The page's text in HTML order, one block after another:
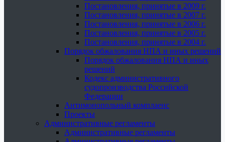
Постановления, принятые в 2009 г.
Постановления, принятые в 2007 г.
Постановления, принятые в 2006 г.
Постановления, принятые в 2005 г.
Постановления, принятые в 2004 г.
Порядок обжалования НПА и иных решений
Порядок обжалования НПА и иных
решений
Кодекс административного
судопроизводства Российской
Федерации
Антимонопольный комплаенс
Проекты
Административные регламенты
Административные регламенты